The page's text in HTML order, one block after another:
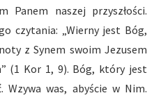
Panem naszej przyszłości.
czytania: „Wierny jest Bóg,
z Synem swoim Jezusem
(1 Kor 1, 9). Bóg, który jest
Wzywa was, abyście w Nim.